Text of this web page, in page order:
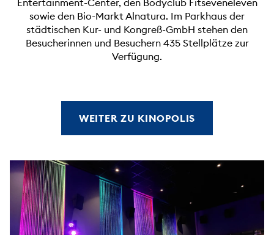
Entertainment-Center, den Bodyclub Fitseveneleven
sowie den Bio-Markt Alnatura. Im Parkhaus der
städtischen Kur- und Kongreß-GmbH stehen den
Besucherinnen und Besuchern 435 Stellplätze zur
Verfügung.
WEITER ZU KINOPOLIS